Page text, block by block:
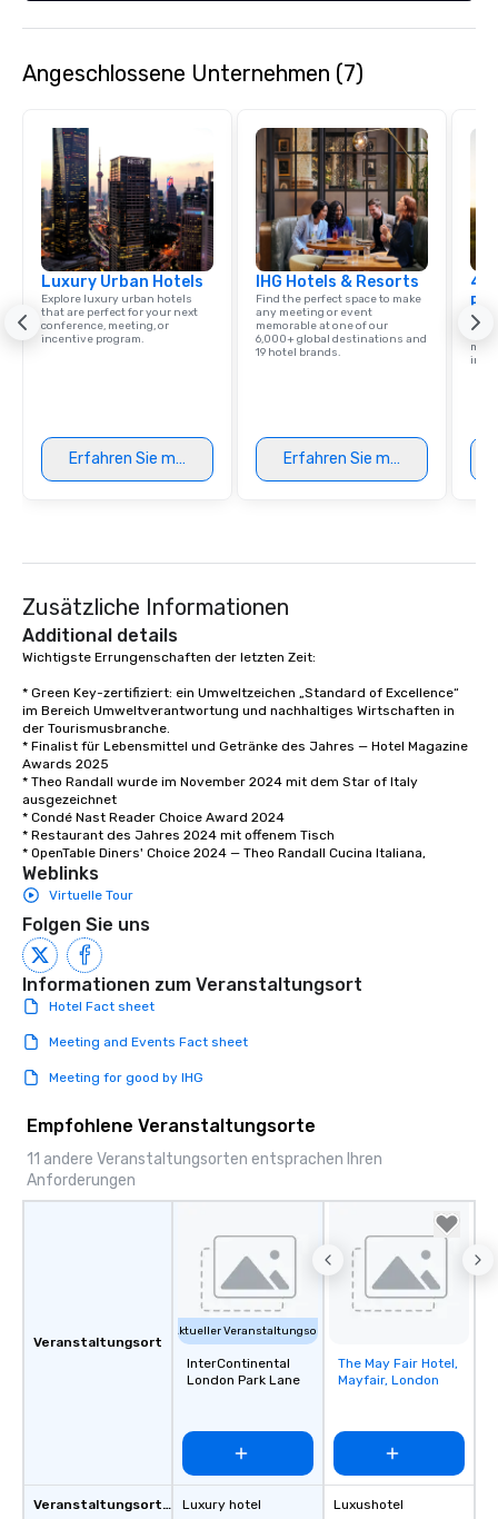
Angeschlossene Unternehmen (7)
Luxury Urban Hotels
Explore luxury urban hotels
that are perfect for your next
conference, meeting, or
incentive program.
Erfahren Sie mehr
IHG Hotels & Resorts
Find the perfect space to make
any meeting or event
memorable at one of our
6,000+ global destinations and
19 hotel brands.
Erfahren Sie mehr
4
Zusätzliche Informationen
Additional details
Wichtigste Errungenschaften der letzten Zeit:
* Green Key-zertifiziert: ein Umweltzeichen „Standard of Excellence“
im Bereich Umweltverantwortung und nachhaltiges Wirtschaften in
der Tourismusbranche.
* Finalist für Lebensmittel und Getränke des Jahres — Hotel Magazine
Awards 2025
* Theo Randall wurde im November 2024 mit dem Star of Italy
ausgezeichnet
* Condé Nast Reader Choice Award 2024
* Restaurant des Jahres 2024 mit offenem Tisch
* OpenTable Diners' Choice 2024 — Theo Randall Cucina Italiana,
Weblinks
Virtuelle Tour
Folgen Sie uns
Informationen zum Veranstaltungsort
Hotel Fact sheet
Meeting and Events Fact sheet
Meeting for good by IHG
Empfohlene Veranstaltungsorte
11 andere Veranstaltungsorten entsprachen Ihren
Anforderungen
Veranstaltungsort
Veranstaltungsortstyp
Aktueller Veranstaltungsort
InterContinental
London Park Lane
Luxury hotel
Removed from
favorites
The May Fair Hotel,
Mayfair, London
Luxushotel